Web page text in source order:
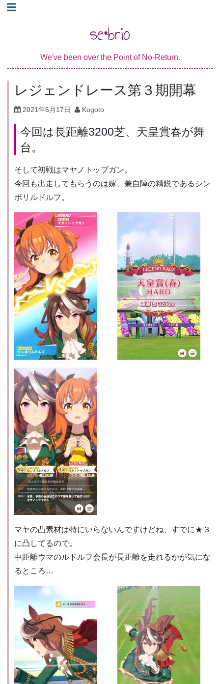
コ☰
se*brio
We've been over the Point of No-Return.
レジェンドレース第３期開幕
2021年6月17日 Kogoto
今回は長距離3200芝、天皇賞春が舞
台。
そして初戦はマヤノトップガン。
今回も出走してもらうのは嫁、兼自陣の精鋭であるシン
ボリルドルフ。
マヤの凸素材は特にいらないんですけどね、すでに★３
に凸してるので。
中距離ウマのルドルフ会長が長距離を走れるかが気にな
るところ…